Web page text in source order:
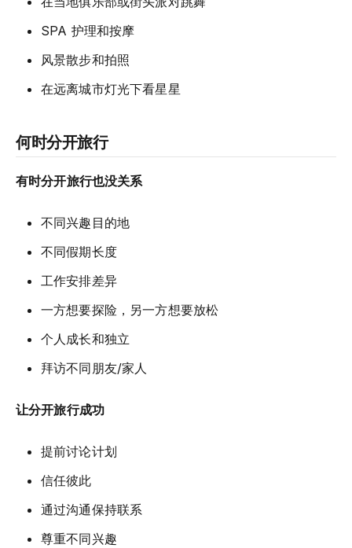
SPA 护理和按摩
风景散步和拍照
在远离城市灯光下看星星
何时分开旅行
有时分开旅行也没关系
不同兴趣目的地
不同假期长度
工作安排差异
一方想要探险，另一方想要放松
个人成长和独立
拜访不同朋友/家人
让分开旅行成功
提前讨论计划
信任彼此
通过沟通保持联系
尊重不同兴趣